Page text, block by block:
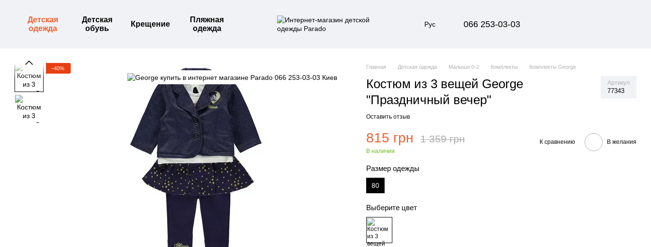
Детская
одежда
Детская
обувь
Крещение
Пляжная
одежда
Рус 066 253-03-03
−40% Главная Детская одежда Малыши 0-2 Комплекты Комплекты George
Костюм из 3 вещей George
"Праздничный вечер"
Артикул
77343
Оставить отзыв
815 грн 1 359 грн
В наличии
К сравнению В желания
Размер одежды
80
Выберите цвет